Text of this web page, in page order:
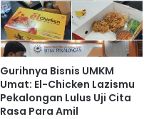
Gurihnya Bisnis UMKM
Umat: El-Chicken Lazismu
Pekalongan Lulus Uji Cita
Rasa Para Amil